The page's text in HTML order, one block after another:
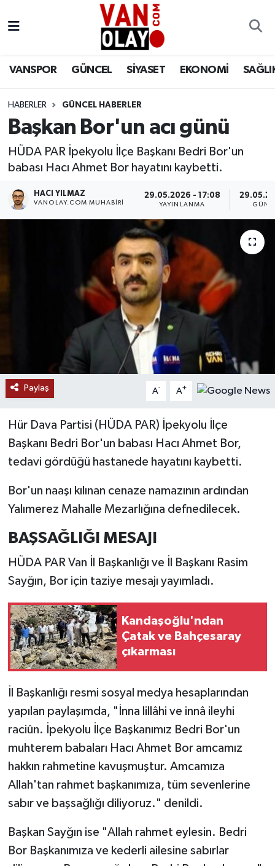
VANSPOR GÜNCEL SİYASET EKONOMİ
HABERLER GÜNCEL HABERLER
Başkan Bor'un acı günü
HÜDA PAR İpekyolu İlçe Başkanı Bedri Bor'un
babası Hacı Ahmet Bor hayatını kaybetti.
HACI YILMAZ
VANOLAY.COM MUHABIRI
29.05.2026 - 17:08
YAYINLANMA
Paylaş A- A+
Hür Dava Partisi (HÜDA PAR) İpekyolu İlçe
Başkanı Bedri Bor'un babası Hacı Ahmet Bor,
tedavi gördüğü hastanede hayatını kaybetti.
Bor'un naaşı kılınan cenaze namazının ardından
Yalımerez Mahalle Mezarlığına defnedilecek.
BAŞSAĞLIĞI MESAJI
HÜDA PAR Van İl Başkanlığı ve İl Başkanı Rasim
Sayğın, Bor için taziye mesajı yayımladı.
Kandaşoğlu'ndan
Çatak ve Bahçesaray
çıkarması
İl Başkanlığı resmi sosyal medya hesaplarından
yapılan paylaşımda, "İnna lillâhi ve innâ ileyhi
raciûn. İpekyolu İlçe Başkanımız Bedri Bor'un
muhterem babaları Hacı Ahmet Bor amcamız
hakkın rahmetine kavuşmuştur. Amcamıza
Allah'tan rahmet başkanımıza, tüm sevenlerine
sabır ve başsağlığı diliyoruz." denildi.
Başkan Sayğın ise "Allah rahmet eylesin. Bedri
Bor Başkanımıza ve kederli ailesine sabırlar
Siyaset
Ekonomi
Sağlık
Eğitim
RESMİ İLANLAR
Van Nöbetçi Eczaneler
Van Namaz Vakitleri
Van Trafik Yoğunluk Haritası
Süper Lig Puan Durumu ve Fikstür
Tüm Manşetler
Son Dakika Haberleri